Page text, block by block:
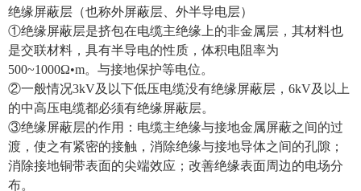
绝缘屏蔽层（也称外屏蔽层、外半导电层）
①绝缘屏蔽层是挤包在电缆主绝缘上的非金属层，其材料也
是交联材料，具有半导电的性质，体积电阻率为
500~1000Ω•m。与接地保护等电位。
②一般情况3kV及以下低压电缆没有绝缘屏蔽层，6kV及以上
的中高压电缆都必须有绝缘屏蔽层。
③绝缘屏蔽层的作用：电缆主绝缘与接地金属屏蔽之间的过
渡，使之有紧密的接触，消除绝缘与接地导体之间的孔隙；
消除接地铜带表面的尖端效应；改善绝缘表面周边的电场分
布。